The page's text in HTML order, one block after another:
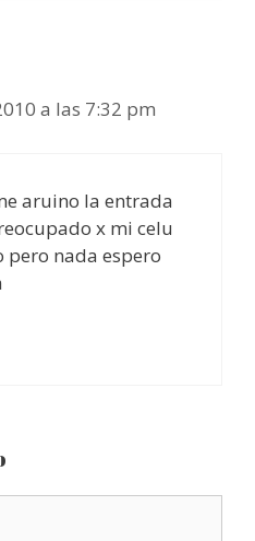
a las 7:32 pm
aruino la entrada
x mi celu
pero nada espero